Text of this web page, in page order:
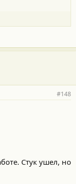
#148
Стук ушел, но